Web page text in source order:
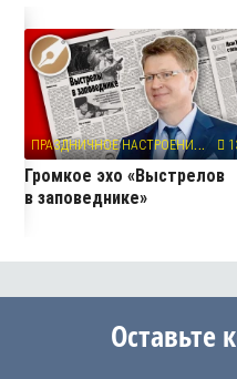
П
РАЗДНИЧНОЕ НАСТРОЕНИЕ
Громкое эхо «Выстрелов
в заповеднике»
Оставьте